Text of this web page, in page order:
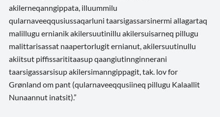
akilerneqanngippata, illuummilu
qularnaveeqqusiussaqarluni taarsigassarsinermi allagartaq
malillugu ernianik akilersuutinillu akilersuisarneq pillugu
malittarisassat naapertorlugit ernianut, akilersuutinullu
akiitsut piffissarititaasup qaangiutinnginnerani
taarsigassarsisup akilersimanngippagit, tak. lov for
Grønland om pant (qularnaveeqqusiineq pillugu Kalaallit
Nunaannut inatsit).”